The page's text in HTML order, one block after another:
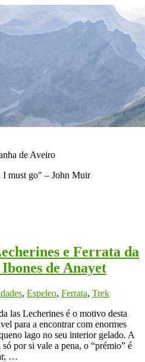
de Aveiro
I must go" – John Muir
e Ferrata da
de Anayet
, Espeleo, Ferrata, Trek
las Lecherines é o motivo desta
para a encontrar com enormes
lago no seu interior gelado. A
por si vale a pena, o “prémio” é
…